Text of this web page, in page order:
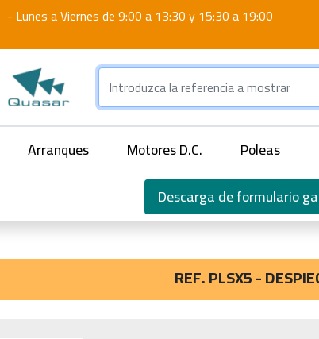
- Lunes a Viernes de 9:00 a 13:30 y 15:30 a 19:00
Arranques Motores D.C. Poleas
Descarga de formulario
REF. PLSX5 -